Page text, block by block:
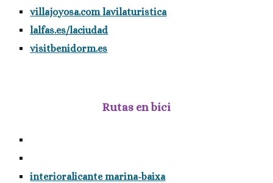
villajoyosa.com lavilaturistica
lalfas.es/laciudad
visitbenidorm.es
Rutas en bici
interioralicante marina-baixa